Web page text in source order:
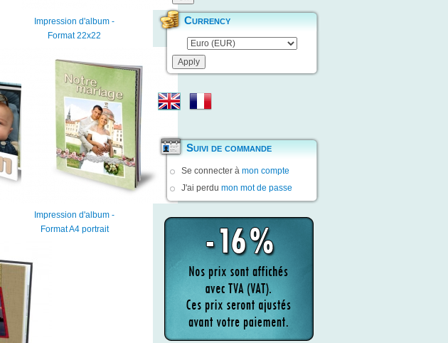
Impression d'album -
Format 22x22
Impression d'album -
Format A4 portrait
Currency
Suivi de commande
Se connecter à mon compte
J'ai perdu mon mot de passe